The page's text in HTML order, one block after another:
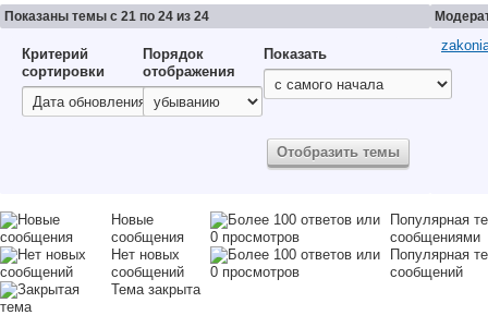
Показаны темы с 21 по 24 из 24
Критерий
сортировки
Порядок
отображения
Показать
Новые
сообщения
Популярная
сообщениями
Нет новых
сообщений
Популярная
сообщений
Тема закрыта